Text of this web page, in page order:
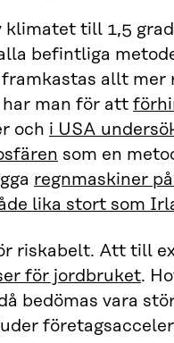
klimatet till 1,5
befintliga
allt mer
man för att
och i USA
som en
regnmaskiner
lika stort som
riskabelt. Att till
för jordbruket.
bedömas vara